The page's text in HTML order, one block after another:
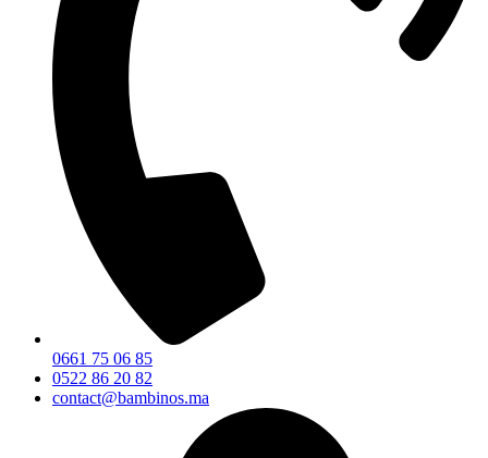
0661 75 06 85
0522 86 20 82
contact@bambinos.ma